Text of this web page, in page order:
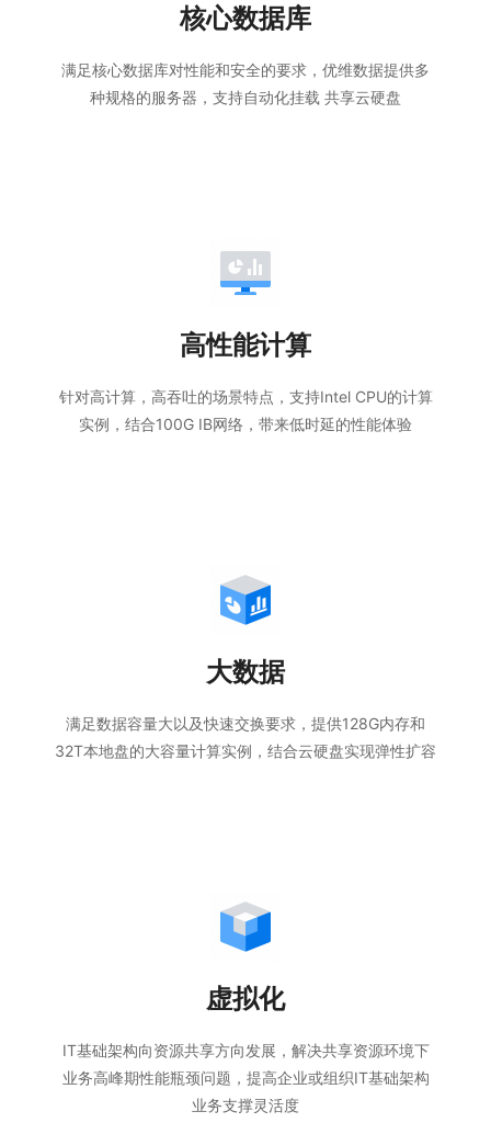
核心数据库
满足核心数据库对性能和安全的要求，优维数据提供多
种规格的服务器，支持自动化挂载 共享云硬盘
高性能计算
针对高计算，高吞吐的场景特点，支持Intel CPU的计算
实例，结合100G IB网络，带来低时延的性能体验
大数据
满足数据容量大以及快速交换要求，提供128G内存和
32T本地盘的大容量计算实例，结合云硬盘实现弹性扩容
虚拟化
IT基础架构向资源共享方向发展，解决共享资源环境下
业务高峰期性能瓶颈问题，提高企业或组织IT基础架构
业务支撑灵活度